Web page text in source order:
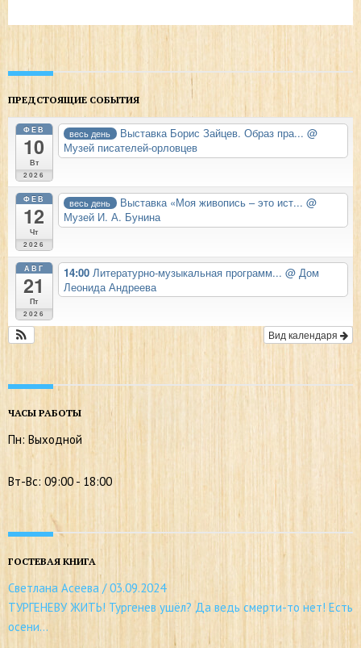
ПРЕДСТОЯЩИЕ СОБЫТИЯ
ФЕВ
10
Вт
2026
весь день Выставка Борис Зайцев. Образ пра...@
Музей писателей-орловцев
ФЕВ
12
Чт
2026
весь день Выставка «Моя живопись – это ист...@
Музей И. А. Бунина
АВГ
21
Пт
2026
14:00 Литературно-музыкальная программ... @ Дом
Леонида Андреева
Вид календаря
ЧАСЫ РАБОТЫ
Пн: Выходной
Вт-Вс: 09:00 - 18:00
ГОСТЕВАЯ КНИГА
Ольга Белан/28.06.2024
Перелдайте пожадуйста, наши восторги и благодарность
АНТОНУ ЮРЬЕВИЧУ БУШУНОВУ за...